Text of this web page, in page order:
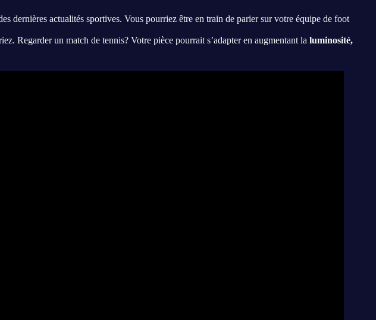
dernières actualités sportives. Vous pourriez être en train de parier sur votre équipe de foot
Regarder un match de tennis? Votre pièce pourrait s’adapter en augmentant la luminosité,